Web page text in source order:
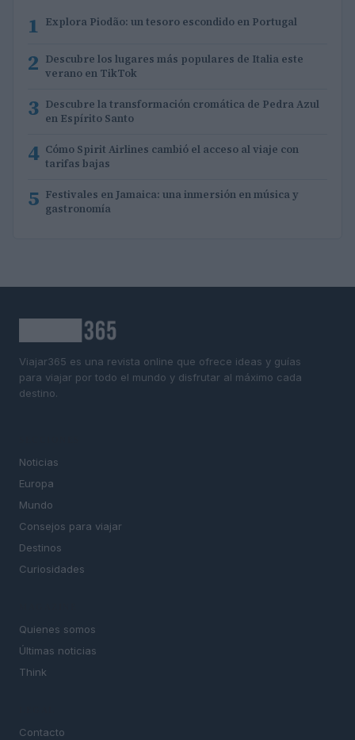
1 Explora Piodão: un tesoro escondido en Portugal
2 Descubre los lugares más populares de Italia este
verano en TikTok
3 Descubre la transformación cromática de Pedra Azul
en Espírito Santo
4 Cómo Spirit Airlines cambió el acceso al viaje con
tarifas bajas
5 Festivales en Jamaica: una inmersión en música y
gastronomía
Viajar365 es una revista online que ofrece ideas y guías
para viajar por todo el mundo y disfrutar al máximo cada
destino.
Noticias
Europa
Mundo
Consejos para viajar
Destinos
Curiosidades
Quienes somos
Últimas noticias
Think
Contacto